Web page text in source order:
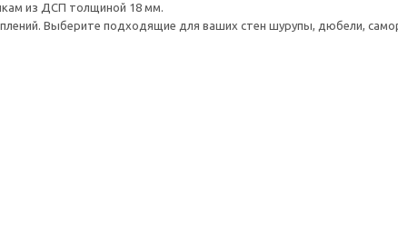
из ДСП толщиной 18 мм.
Выберите подходящие для ваших стен шурупы, дюбели,